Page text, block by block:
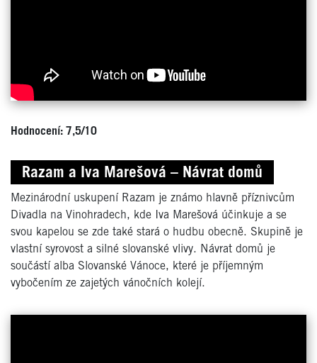
Hodnocení: 7,5/10
Razam a Iva Marešová – Návrat domů
Mezinárodní uskupení Razam je známo hlavně příznivcům
Divadla na Vinohradech, kde Iva Marešová účinkuje a se
svou kapelou se zde také stará o hudbu obecně. Skupině je
vlastní syrovost a silné slovanské vlivy. Návrat domů je
součástí alba Slovanské Vánoce, které je příjemným
vybočením ze zajetých vánočních kolejí.